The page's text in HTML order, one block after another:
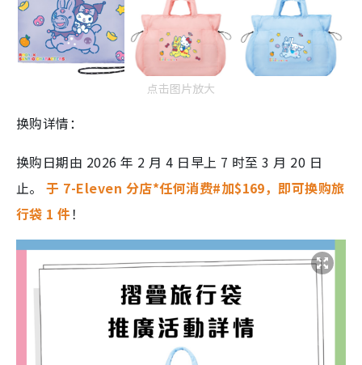
点击图片放大
换购详情：
换购日期由 2026 年 2 月 4 日早上 7 时至 3 月 20 日
止。于 7-Eleven 分店*任何消费#加$169，即可换购旅
行袋 1 件！